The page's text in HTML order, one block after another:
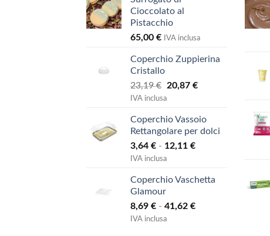
Cioccolato al
Pistacchio
65,00 € IVA inclusa
Coperchio Zuppierina
Cristallo
23,19€
Il
prezzo
era:
23,19 €.
20,87 €Il
è:
20,87 €.
IVA inclusa
Coperchio Vassoio
Rettangolare per dolci
3,64 € - 12,11 €Fascia
da
a
IVA inclusa
Coperchio Vaschetta
Glamour
8,69 € - 41,62 €Fascia
IVA inclusa